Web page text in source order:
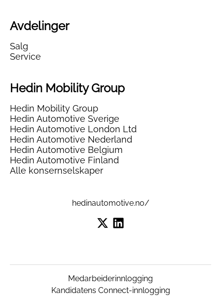
Avdelinger
Salg
Service
Hedin Mobility Group
Hedin Mobility Group
Hedin Automotive Sverige
Hedin Automotive London Ltd
Hedin Automotive Nederland
Hedin Automotive Belgium
Hedin Automotive Finland
Alle konsernselskaper
hedinautomotive.no/
Medarbeiderinnlogging
Kandidatens Connect-innlogging